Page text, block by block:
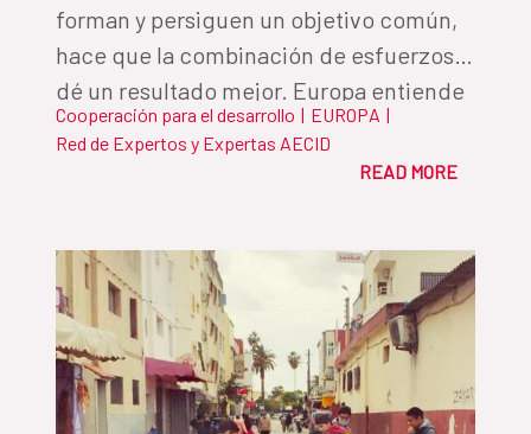
forman y persiguen un objetivo común,
hace que la combinación de esfuerzos
dé un resultado mejor. Europa entiende
bien esa clave y ha conformado un
equipo sólido para ganar el partido del
titular
Cooperación para el desarrollo | EUROPA |
Red de Expertos y Expertas AECID
READ MORE